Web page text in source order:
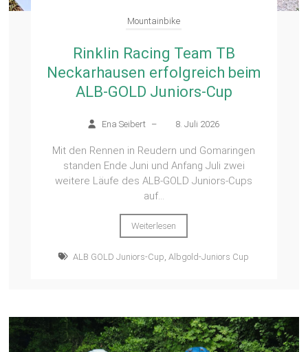
Mountainbike
Rinklin Racing Team TB
Neckarhausen erfolgreich beim
ALB-GOLD Juniors-Cup
Ena Seibert – 8. Juli 2026
Mit den Rennen in Reudern und Gomaringen
standen Ende Juni und Anfang Juli zwei
weitere Läufe des ALB-GOLD Juniors-Cups
auf...
Weiterlesen
ALB GOLD Juniors-Cup Albgold-Juniors Cup